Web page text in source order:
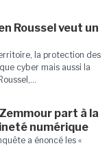
Roussel veut un
la protection des
cyber mais aussi la
part à la
numérique
a énoncé les «